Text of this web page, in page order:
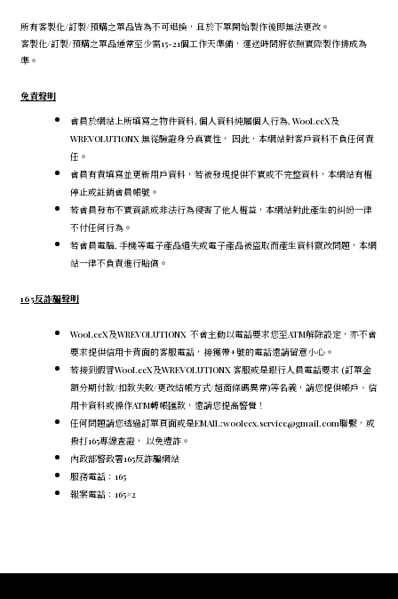
所有客製化/訂製/預購之單品皆為不可退換，且於下單開始製作後即無法更改。
客製化/訂製/預購之單品通常至少需15-21個工作天準備，運送時間將依照實際製作排成為
準。
免責聲明
會員於網站上所填寫之物件資料, 個人資料純屬個人行為, WooLeeX及
WREVOLUTIONX 無從驗證身分真實性， 因此，本網站對客戶資料不負任何責
任。
會員有責填寫並更新用戶資料，若被發現提供不實或不完整資料，本網站有權
停止或註銷會員帳號。
若會員發布不實資訊或非法行為侵害了他人權益，本網站對此產生的糾紛一律
不付任何行為。
若會員電腦, 手機等電子產品遺失或電子產品被盜取而產生資料竄改問題，本網
站一律不負責進行賠償。
165反詐騙聲明
WooLeeX及WREVOLUTIONX 不會主動以電話要求您至ATM解除設定， 亦不會
要求提供信用卡背面的客服電話， 接獲帶+號的電話還請留意小心。
若接到假冒WooLeeX及WREVOLUTIONX 客服或是銀行人員電話要求 (訂單金
額分期付款/扣款失敗/更改結帳方式/超商條碼異常)等名義，請您提供帳戶、信
用卡資料或操作ATM轉帳匯款，還請您提高警覺！
任何問題請您透過訂單頁面或是EMAIL:wooleex.service@gmail.com聯繫，或
撥打165專線查證， 以免遭詐。
內政部警政署165反詐騙網站
服務電話：165
報案電話：165#2